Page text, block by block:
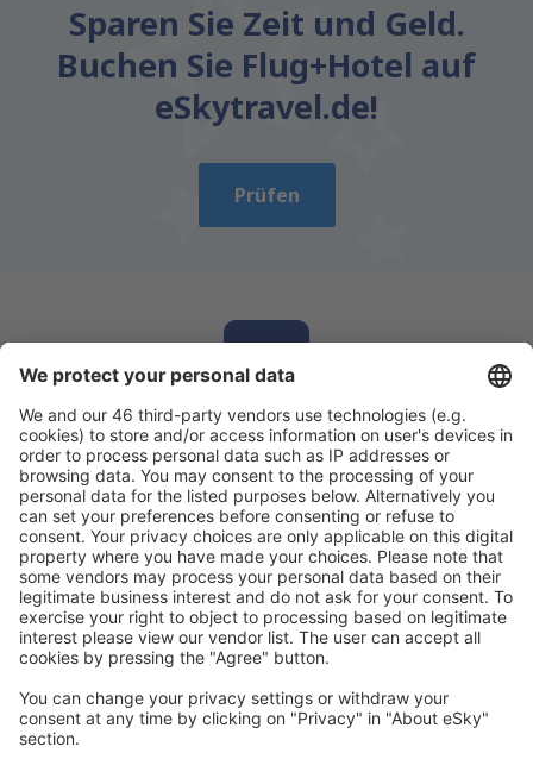
Sparen Sie Zeit und Geld.
Buchen Sie Flug+Hotel auf
eSkytravel.de!
Prüfen
Laden Sie unsere App herunterund planen
Sie Ihre Reisen
Reise planen
Flüge
Kurzurlaub